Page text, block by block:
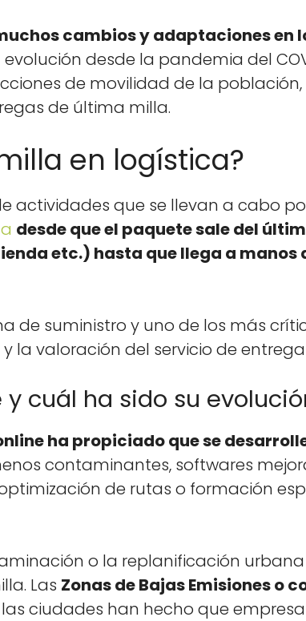
cam­bios y adapta­ciones en
des­de la pan­demia del
de movil­i­dad de la
de últi­ma mil­la.
en logística?
activi­dades que se lle­van a cabo
des­de que el paque­te sale del
etc.) has­ta que lle­ga a
de sum­in­istro y uno de los más
la val­o­ración del ser­vi­cio de
cuál ha sido su
ha prop­i­ci­a­do que se
con­t­a­m­i­nantes, soft­wares
de rutas o for­ma­ción
o la replan­i­fi­cación
Las Zonas de Bajas Emi­siones o
ciu­dades han hecho que